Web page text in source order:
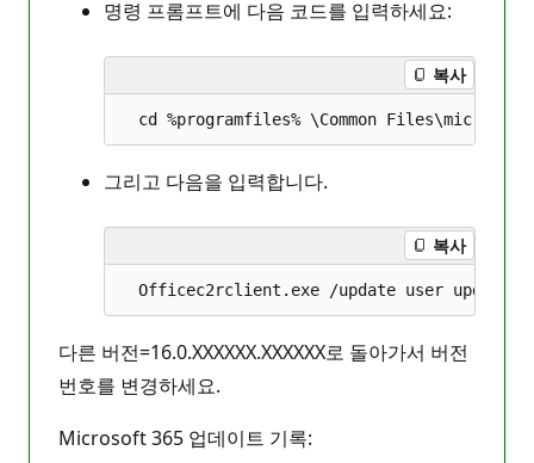
명령 프롬프트에 다음 코드를 입력하세요:
복사
그리고 다음을 입력합니다.
복사
다른 버전=16.0.XXXXXX.XXXXXX로 돌아가서 버전
번호를 변경하세요.
Microsoft 365 업데이트 기록: